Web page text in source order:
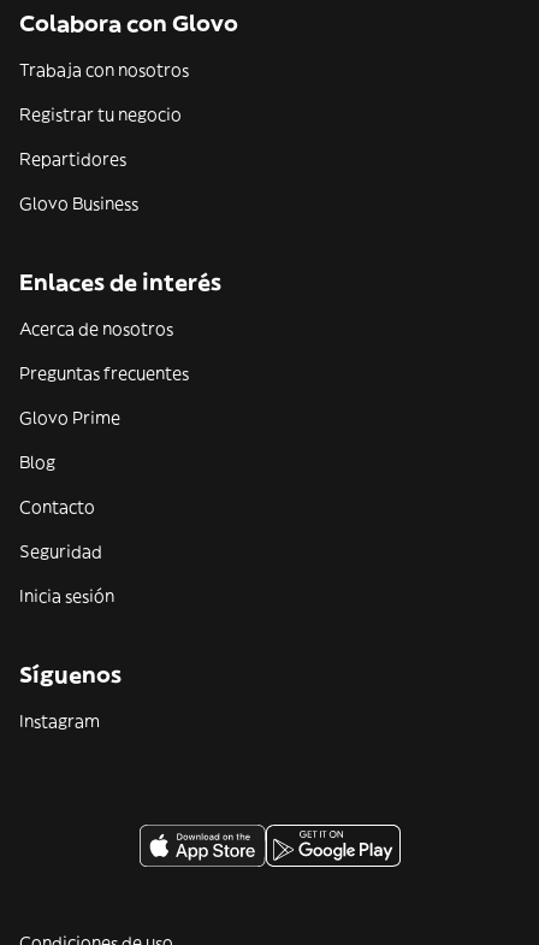
Colabora con Glovo
Trabaja con nosotros
Registrar tu negocio
Repartidores
Glovo Business
Enlaces de interés
Acerca de nosotros
Preguntas frecuentes
Glovo Prime
Blog
Contacto
Seguridad
Inicia sesión
Síguenos
Instagram